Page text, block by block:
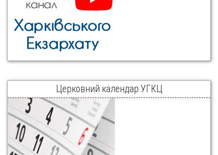
Церковний календар УГКЦ